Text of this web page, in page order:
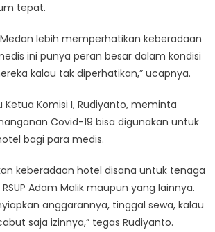
tepat.
Medan lebih memperhatikan keberadaan
ini punya peran besar dalam kondisi
kalau tak diperhatikan,” ucapnya.
Komisi I, Rudiyanto, meminta
Covid-19 bisa digunakan untuk
bagi para medis.
keberadaan hotel disana untuk tenaga
Adam Malik maupun yang lainnya.
anggarannya, tinggal sewa, kalau
saja izinnya,” tegas Rudiyanto.